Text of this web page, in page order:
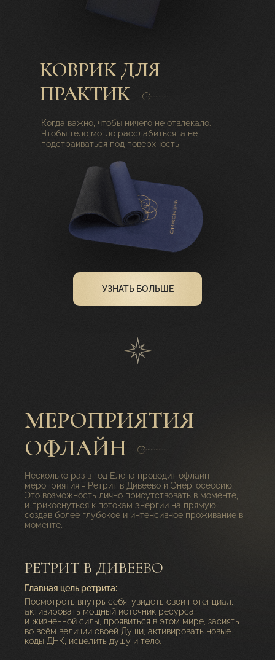
КОВРИК ДЛЯ
ПРАКТИК
Когда важно, чтобы ничего не отвлекало.
Чтобы тело могло расслабиться, а не
подстраиваться под поверхность
УЗНАТЬ БОЛЬШЕ
МЕРОПРИЯТИЯ
ОФЛАЙН
Главная цель ретрита:
РЕТРИТ В ДИВЕЕВО
Посмотреть внутрь себя, увидеть свой потенциал,
активировать мощный источник ресурса
и жизненной силы, проявиться в этом мире, засиять
во всём величии своей Души, активировать новые
коды ДНК, исцелить душу и тело.
Несколько раз в год Елена проводит офлайн
мероприятия - Ретрит в Дивеево и Энергосессию.
Это возможность лично присутствовать в моменте,
и прикоснуться к потокам энергии на прямую,
создав более глубокое и интенсивное проживание в
моменте.